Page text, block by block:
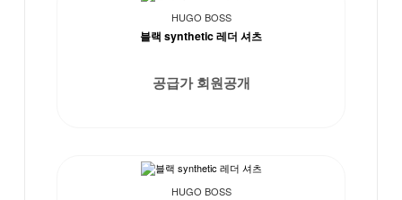
HUGO BOSS
블랙 synthetic 레더 셔츠
공급가 회원공개
HUGO BOSS